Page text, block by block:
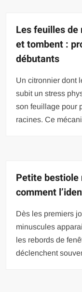
Les feuilles
et tombent :
débutants
Un citronnier dont
subit un stress
son feuillage pour
racines. Ce
Petite bestiole
comment
Dès les premiers
minuscules
les rebords de
déclenchent